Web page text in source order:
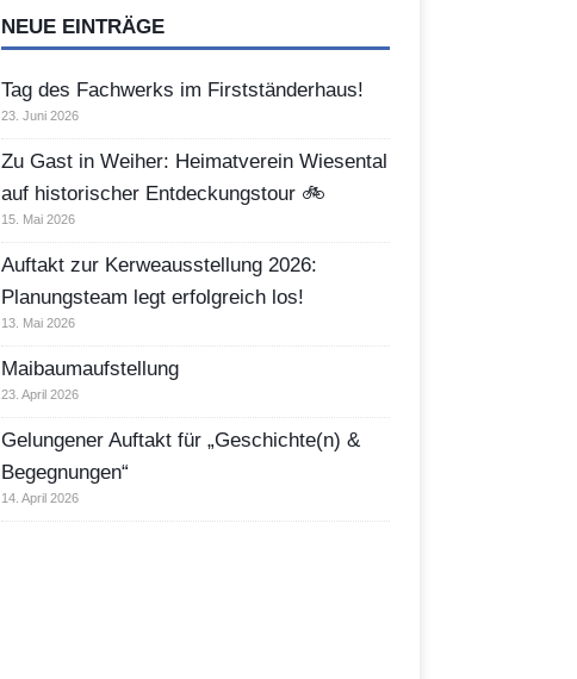
NEUE EINTRÄGE
Tag des Fachwerks im Firstständerhaus!
23. Juni 2026
Zu Gast in Weiher: Heimatverein Wiesental
auf historischer Entdeckungstour 🚲
15. Mai 2026
Auftakt zur Kerweausstellung 2026:
Planungsteam legt erfolgreich los!
13. Mai 2026
Maibaumaufstellung
23. April 2026
Gelungener Auftakt für „Geschichte(n) &
Begegnungen“
14. April 2026